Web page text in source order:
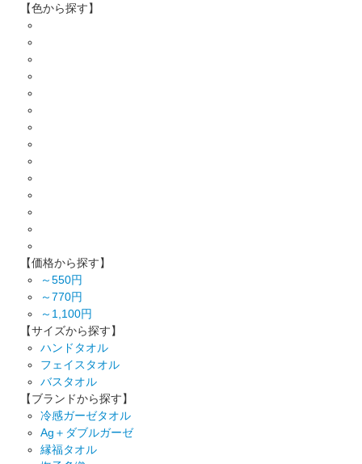
【色から探す】
【価格から探す】
～550円
～770円
～1,100円
【サイズから探す】
ハンドタオル
フェイスタオル
バスタオル
【ブランドから探す】
冷感ガーゼタオル
Ag＋ダブルガーゼ
縁福タオル